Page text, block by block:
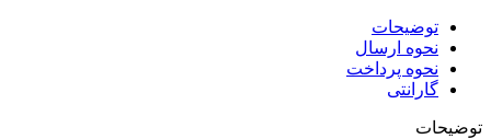
توضیحات
نحوه ارسال
نحوه پرداخت
گارانتی
توضیحات